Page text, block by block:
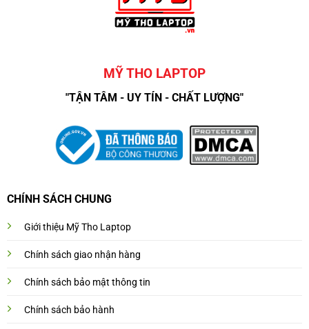
MỸ THO LAPTOP
"TẬN TÂM - UY TÍN - CHẤT LƯỢNG"
CHÍNH SÁCH CHUNG
Giới thiệu Mỹ Tho Laptop
Chính sách giao nhận hàng
Chính sách bảo mật thông tin
Chính sách bảo hành